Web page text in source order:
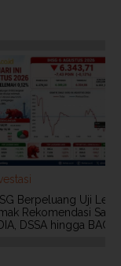
Berpeluang Uji
Rekomendasi
DSSA hingga BACH